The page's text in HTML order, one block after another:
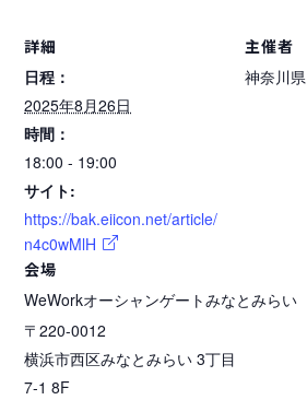
詳細
日程：
2025年8月26日
時間：
18:00 - 19:00
サイト:
https://bak.eiicon.net/article/
n4c0wMlH
会場
WeWorkオーシャンゲートみなとみらい
〒220-0012
横浜市西区みなとみらい 3丁目
7-1 8F
主催者
神奈川県